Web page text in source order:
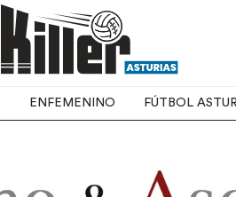
ENFEMENINO FÚTBOL